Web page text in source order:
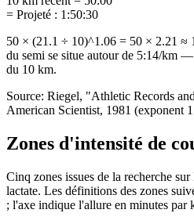
= Projeté : 1:50:30
50 × (21.1 ÷ 10)^1.06 = 50 × 2.21 ≈
du semi se situe autour de 5:14/km
du 10 km.
Source: Riegel, "Athletic Records
American Scientist, 1981 (exponent
Zones d'intensité de
Cinq zones issues de la recherche
lactate. Les définitions des zones
; l'axe indique l'allure en minutes par